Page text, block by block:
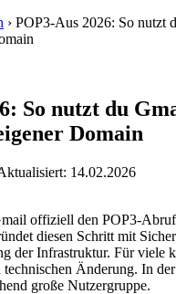
› POP3-Aus 2026: So nutzt
So nutzt du
Domain
14.02.2026
offiziell den POP3-
diesen Schritt mit
der Infrastruktur. Für viele
technischen Änderung. In
große Nutzergruppe.